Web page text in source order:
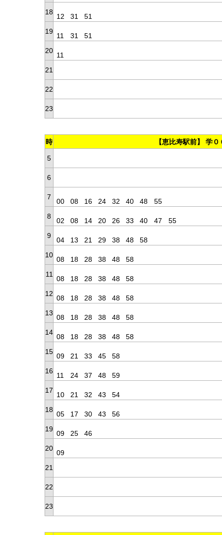
18
12 31
51
19
11 31
51
20
11
21
22
23
時 【恵比寿駅前】 学
5
6
7
00 08 16 24 32 40 48
55
8
02 08 14 20 26 33 40 47
55
9
04 13 21 29 38 48
58
10
08 18 28 38 48
58
11
08 18 28 38 48
58
12
08 18 28 38 48
58
13
08 18 28 38 48
58
14
08 18 28 38 48
58
15
09 21 33 45
58
16
11 24 37 48
59
17
10 21 32 43
54
18
05 17 30 43
56
19
09 25
46
20
09
21
22
23